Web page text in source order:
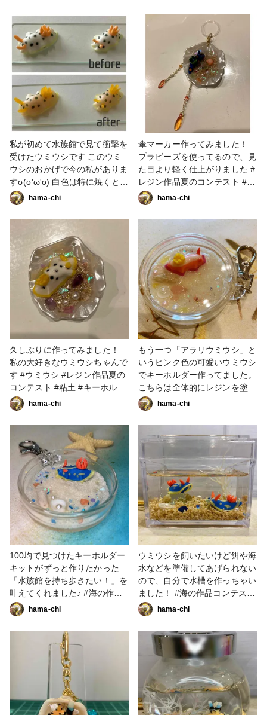
部 #ウミウシ #イヤーカフ
私が初めて水族館で見て衝撃を
受けたウミウシです このウミ
ウシのおかげで今の私がありま
すσ(o'ω'o) 白色は特に焼くと色
が変わって可愛いです♪ #粘土
#ウミウシ
hama-chi
傘マーカー作ってみました！
プラビーズを使ってるので、見
た目より軽く仕上がりました #
レジン作品夏のコンテスト #キ
ーホルダー #粘土 #ウミウシ
#UVレジン #傘
hama-chi
久しぶりに作ってみました！
私の大好きなウミウシちゃんで
す #ウミウシ #レジン作品夏の
コンテスト #粘土 #キーホルダ
ー #ファンれぽ_partsclub
hama-chi
もう一つ「アラリウミウシ」と
いうピンク色の可愛いウミウシ
でキーホルダー作ってました。
こちらは全体的にレジンを塗っ
て水っぽい感じを出してみまし
た！ #ミニチュア #小物・雑貨
#粘土 #ウミウシ #UVレジン #
アラリウミウシ #海 #キーホル
hama-chi
100均で見つけたキーホルダー
キットがずっと作りたかった
「水族館を持ち歩きたい！」を
叶えてくれました♪ #海の作品
コンテスト2022 #小物・雑貨 #
粘土 #キーホルダー #ウミウシ
#海
hama-chi
ウミウシを飼いたいけど餌や海
水などを準備してあげられない
ので、自分で水槽を作っちゃい
ました！ #海の作品コンテスト
2022 #小物・雑貨 #粘土 #水族
館 #ウミウシ #ミニチュア
hama-chi